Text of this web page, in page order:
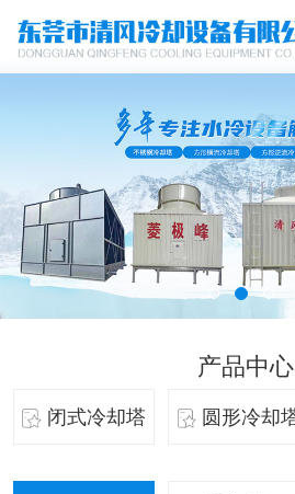
产品中心
闭式冷却塔
圆形冷却